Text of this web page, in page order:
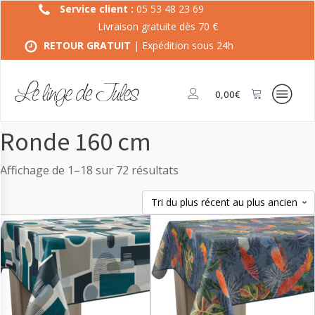
Service client : 05 53 48 23 69
Livraison gratuite dès 70 €
RETOUR GRATUIT | Expédition sous 24h
0,00€
Ronde 160 cm
Affichage de 1–18 sur 72 résultats
du
plus
récent
au
plus
ancien
produit
a
plusieurs
variations.